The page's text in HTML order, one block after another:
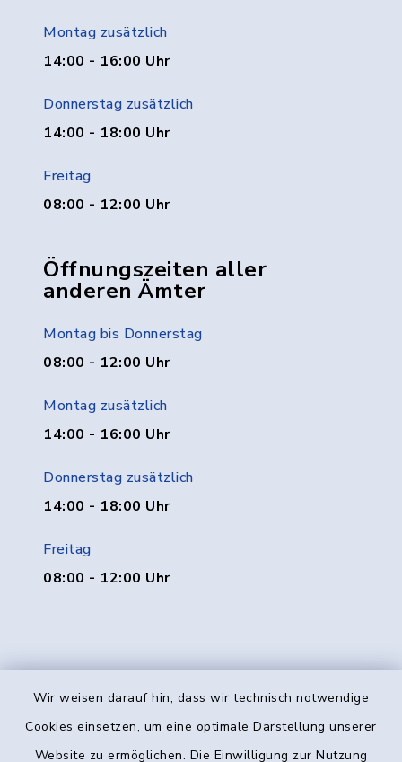
Wir weisen darauf hin, dass wir technisch notwendige
Cookies einsetzen, um eine optimale Darstellung unserer
Website zu ermöglichen. Die Einwilligung zur Nutzung
Montag zusätzlich
14:00 - 16:00 Uhr
Donnerstag zusätzlich
14:00 - 18:00 Uhr
Freitag
08:00 - 12:00 Uhr
Öffnungszeiten aller
anderen Ämter
Montag bis Donnerstag
08:00 - 12:00 Uhr
Montag zusätzlich
14:00 - 16:00 Uhr
Donnerstag zusätzlich
14:00 - 18:00 Uhr
Freitag
08:00 - 12:00 Uhr
Kontakt